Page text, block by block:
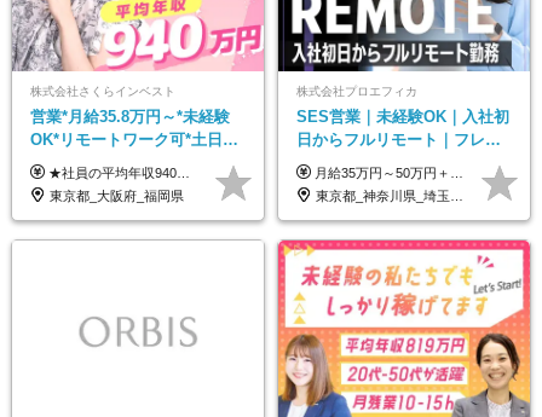
株式会社さくらインベスト
営業*月給35.8万円～*未経験
OK*リモートワーク可*土日祝
休み*年休123日以上*転職者全
員が収入UP
★社員の平均年収940万円（※2025年11月時点） ★転職者は全員収入アップを実現 ★入社半年で昇給した実績あり！ 【営業未経験】 月給35万8,000円～（固定残業代含む）＋インセンティブ ＋賞与年2回 【管理職候補】 月給40万円～100万円＋インセンティブ＋賞与年2回 ※固定残業代は、時間外労働の有無にかかわらず月25時間分（月5万8,000円～）を支給します。 ※上記を超える時間外労働分は、別途追加で支給します。 ＼月給額が高い理由について／ 当社が扱うのは、1件あたり100万円以上となる高単価な金融商品です。 そのため月給ベースも高く設定して社員に還元しています。 ＜試用期間中の給与＞※営業未経験の方 試用期間2カ月あり。 月給25万円＋営業手当5万円（資格取得後より日割り支給） ※残業代は別途全額支給します。 ※その他の待遇に差異はありません。 ★時短勤務も可能です ・7時間勤務：月給26万2,500円～＋インセンティブ＋賞与（年2回） ・6時間勤務：月給24万円～＋インセンティブ＋賞与（年2回） （時短勤務例）9:00-16:00、10:00-17:00など
東京都_大阪府_福岡県
株式会社プロエフィカ
SES営業｜未経験OK｜入社初
日からフルリモート｜フレッ
クス可｜残業月平均10h以下｜
事業立ち上げメンバー
月給35万円～50万円＋交通費 ◎経験やスキルを考慮し、最大限優遇します ◎上記月給は固定残業代月40時間分(月10万9,375～)を含みます。残業時間が超過した場合はその分追加支給します ◎試用期間6カ月あり(給与や待遇は同じです)
東京都_神奈川県_埼玉県_千葉県_大阪府_愛知県_北海道_青森県_岩手県_宮城県_秋田県_山形県_福島県_茨城県_栃木県_群馬県_新潟県_山梨県_長野県_富山県_石川県_福井県_静岡県_岐阜県_三重県_兵庫県_京都府_滋賀県_奈良県_和歌山県_広島県_岡山県_鳥取県_島根県_山口県_徳島県_香川県_愛媛県_高知県_福岡県_熊本県_佐賀県_長崎県_大分県_宮崎県_鹿児島県_沖縄県